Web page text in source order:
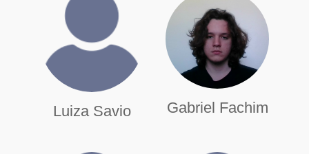
Luiza Savio Gabriel Fachim